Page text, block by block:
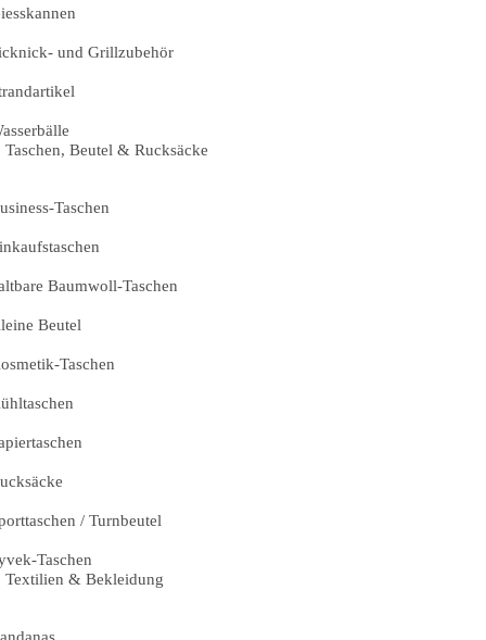
und Grillzubehör
Taschen, Beutel & Rucksäcke
Taschen
Baumwoll-Taschen
Beutel
Taschen
/ Turnbeutel
Taschen
Textilien & Bekleidung